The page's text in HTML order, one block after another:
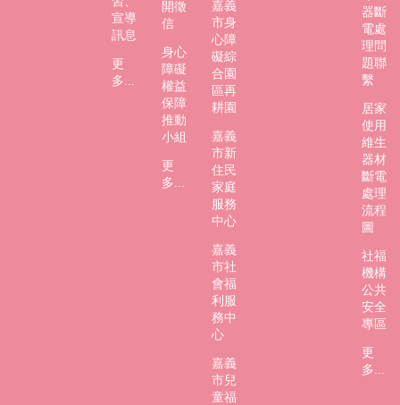
宣導
訊息
更
多...
開徵
信
身心
障礙
權益
保障
推動
小組
更
多...
嘉義
市身
心障
礙綜
合園
區再
耕園
嘉義
市新
住民
家庭
服務
中心
嘉義
市社
會福
利服
務中
心
嘉義
市兒
童福
器斷
電處
理問
題聯
繫
居家
使用
維生
器材
斷電
處理
流程
圖
社福
機構
公共
安全
專區
更
多...